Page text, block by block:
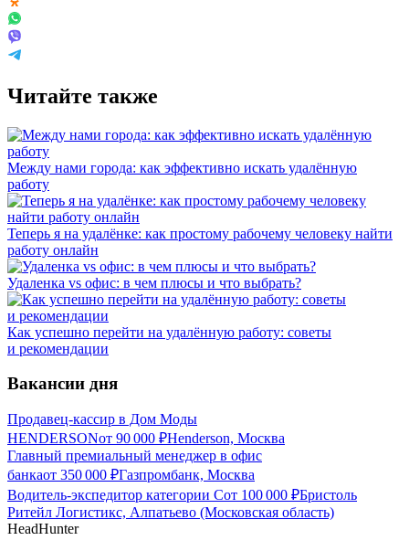
Читайте также
Между нами города: как эффективно искать удалённую
работу
Теперь я на удалёнке: как простому рабочему человеку найти
работу онлайн
Удаленка vs офис: в чем плюсы и что выбрать?
Как успешно перейти на удалённую работу: советы
и рекомендации
Вакансии дня
Продавец-кассир в Дом Моды
HENDERSONот 90 000 ₽Henderson, Москва
Главный премиальный менеджер в офис
банкаот 350 000 ₽Газпромбанк, Москва
Водитель-экспедитор категории Сот 100 000 ₽Бристоль
Ритейл Логистикс, Алпатьево (Московская область)
HeadHunter